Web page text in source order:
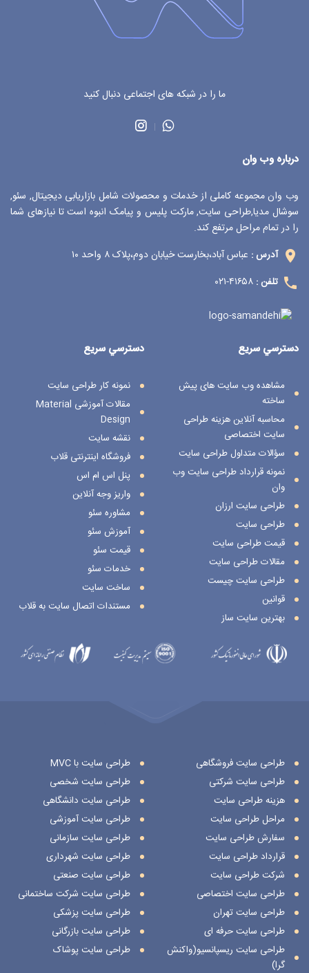
درباره وب وان
وب وان مجموعه کاملی از خدمات و محصولات شامل بازاریابی دیجیتال, سئو,
سوشال مدیا,طراحی سایت, مارکت پلیس و پیامک انبوه است تا نیازهای شما
را در تمام مراحل مرتفع کند.
آدرس : عباس آباد،بخارست خیابان دوم،پلاک ۸ واحد ۱۰
تلفن : ۴۱۶۵۸-۰۲۱
ما را در شبکه های اجتماعی دنبال کنید
دسترسي سريع
نمونه کار طراحی سایت
مقالات آموزشی Material
Design
نقشه سایت
فروشگاه اینترنتی قلاب
پنل اس ام اس
واریز وجه آنلاین
مشاوره سئو
آموزش سئو
قیمت سئو
خدمات سئو
ساخت سایت
مستندات اتصال سایت به قلاب
دسترسي سريع
مشاهده وب سایت های پیش
ساخته
محاسبه آنلاین هزینه طراحی
سایت اختصاصی
سؤالات متداول طراحی سایت
نمونه قرارداد طراحی سایت وب
وان
طراحی سایت ارزان
طراحی سایت
قیمت طراحی سایت
مقالات طراحی سایت
طراحی سایت چیست
قوانین
بهترین سایت ساز
طراحی سایت فروشگاهی
طراحی سایت شرکتی
هزینه طراحی سایت
مراحل طراحی سایت
سفارش طراحی سایت
قرارداد طراحی سایت
شرکت طراحی سایت
طراحی سایت اختصاصی
طراحی سایت تهران
طراحی سایت حرفه ای
طراحی سایت ریسپانسیو(واکنش
گرا)
طراحی سایت با MVC
طراحی سایت شخصی
طراحی سایت دانشگاهی
طراحی سایت آموزشی
طراحی سایت سازمانی
طراحی سایت شهرداری
طراحی سایت صنعتی
طراحی سایت شرکت ساختمانی
طراحی سایت پزشکی
طراحی سایت بازرگانی
طراحی سایت پوشاک